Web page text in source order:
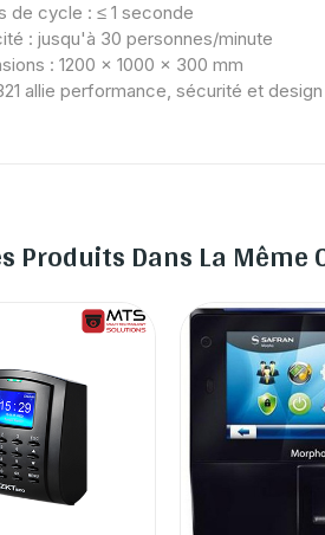
de cycle : ≤ 1 seconde
: jusqu'à 30 personnes/minute
: 1200 x 1000 x 300 mm
allie performance, sécurité et
Produits Dans La Même